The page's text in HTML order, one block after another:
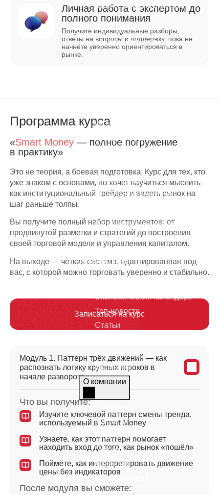
Куда безопасно вложить
деньги
Бесплатная консультация
Как зарабатывать на
Форекс, а не терять?
Валютный рынок Форекс
Криптовалюты
Психология торговли
Фундаментальный анализ
Технический анализ
Аналитика
Экономический календарь
Топ-новости
Статьи
Азбука трейдера
Мы в СМИ
О компании
Контакты
Вопрос-ответ
Отзывы
Лицензии
Наша команда
Личная работа с экспертом до
полного понимания
Получите индивидуальные разборы,
ответы на вопросы и поддержку, пока не
начнёте уверенно ориентироваться в
рынке.
Программа курса
«Smart Money — полное погружение
в практику»
Это не теория, а боевая подготовка. Курс для тех, кто
уже знаком с основами, но хочет научиться мыслить
как институциональный трейдер и видеть рынок на
шаг раньше толпы.
Вы получите полный набор инструментов: от
продвинутой разметки и стратегий до построения
своей торговой модели и управления капиталом.
На выходе — чёткая система, адаптированная под
вас, с которой можно торговать уверенно и стабильно.
Записаться на курс
Модуль 1. Паттерн трёх движений — как
распознать логику крупных игроков в
начале разворота
Что вы получите:
Изучите ключевой паттерн смены тренда,
используемый в Smart Money
Узнаете, как этот паттерн помогает
находить вход до того, как рынок «пошёл»
Поймёте, как интерпретировать движение
цены без индикаторов
После модуля вы сможете: